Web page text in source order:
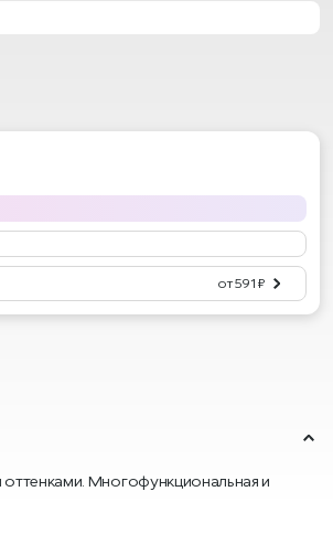
от 591 ₽
оттенками. Многофункциональная и